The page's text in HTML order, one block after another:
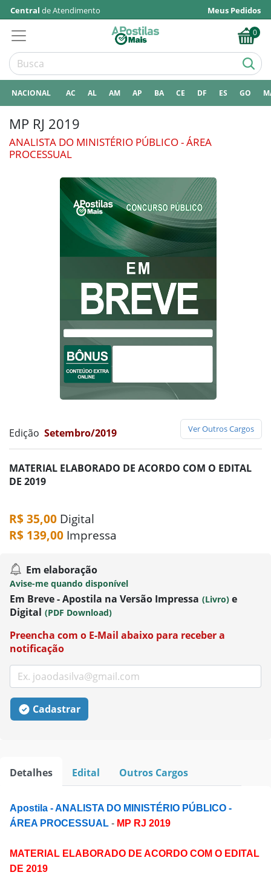
Central de Atendimento Meus Pedidos
0
NACIONAL AC AL AM AP BA CE DF ES GO
MP RJ 2019
ANALISTA DO MINISTÉRIO PÚBLICO - ÁREA
PROCESSUAL
Edição Setembro/2019 Ver Outros Cargos
MATERIAL ELABORADO DE ACORDO COM O EDITAL
DE 2019
R$ 35,00 Digital
R$ 139,00 Impressa
Em elaboração
Avise-me quando disponível
Em Breve - Apostila na Versão Impressa (Livro) e
Digital (PDF Download)
Preencha com o E-Mail abaixo para receber a
notificação
Cadastrar
Detalhes Edital Outros Cargos
Apostila - ANALISTA DO MINISTÉRIO PÚBLICO -
ÁREA PROCESSUAL - MP RJ 2019
MATERIAL ELABORADO DE ACORDO COM O EDITAL
DE 2019